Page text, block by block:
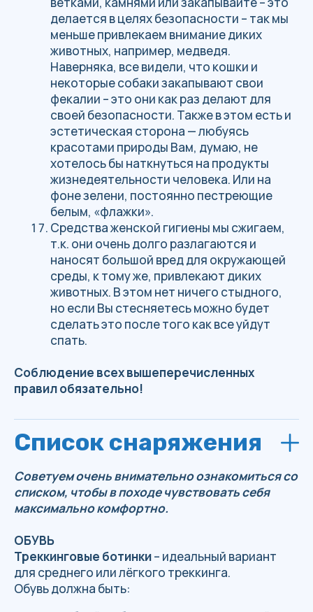
утепления.
перчатки, шапка, баф (не стоит
пренебрегать данными вещами)
Вещи для лагеря:
Сменная одежда: лёгкие и удобные штаны
Флисовое термобельё — утепляющий
слой на стоянку.
Тёплые носки
сандали/кроксы.
Футболка (1, max 2; можно одну с
длинными рукавами, и использовать в
Носки 3 пары + 1 пара теплых (махровые
или шерстяные).
Нижнее бельё.
ОБОРУДОВАНИЕ
Туристический рюкзак от 45 л. (если
рюкзака нет, то мы сможем предоставить
его при предварительной
договоренности) + непромокаемая
накидка на рюкзак (Rain Cover).
упаковываются спальник и теплые вещи
на бивуак), если нет, то можно обойтись
миска, нож.
Спальный мешок —температура именно
необходимости можем предоставить).
Палатка (при необходимости можем
стоит ли ее везти с собой).
Треккинговые палки — предоставляем.
ПРОЧЕЕ
Спички и зажигалка (в герметичной
упаковке).
Аптечка: личные лекарства +
активированный уголь, эластичный бинт,
бинт стерильный – 1 уп. + нестерильный 1
уп. (основная аптечка будет находится у